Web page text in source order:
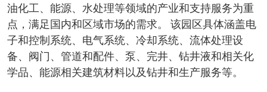
油化工、能源、水处理等领域的产业和支持服务为重
点，满足国内和区域市场的需求。 该园区具体涵盖电
子和控制系统、电气系统、冷却系统、流体处理设
备、阀门、管道和配件、泵、完井、钻井液和相关化
学品、能源相关建筑材料以及钻井和生产服务等。